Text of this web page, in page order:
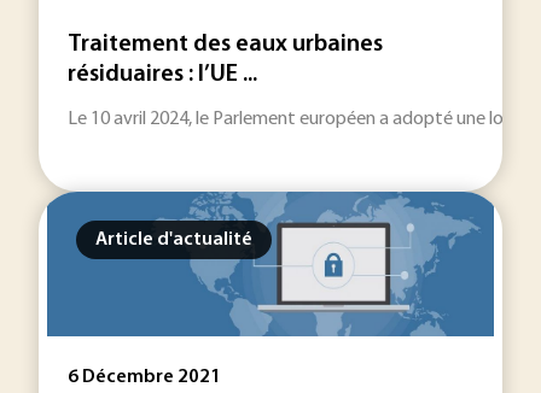
Traitement des eaux urbaines
résiduaires : l’UE ...
Le 10 avril 2024, le Parlement européen a adopté une loi
Article d'actualité
6 Décembre 2021